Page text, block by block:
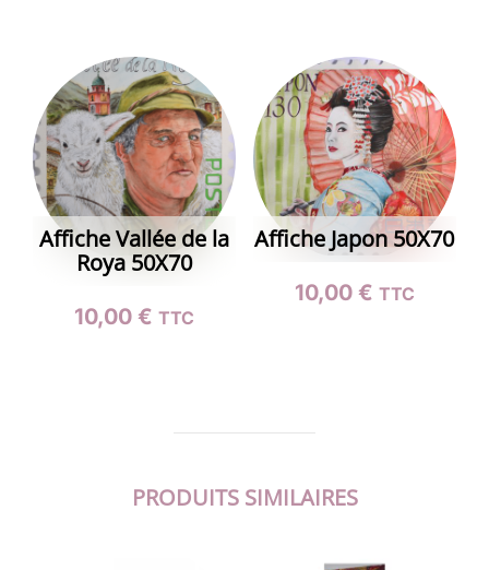
Affiche Vallée de la
Roya 50X70
10,00€ TTC
Affiche Japon 50X70
10,00 € TTC
PRODUITS SIMILAIRES